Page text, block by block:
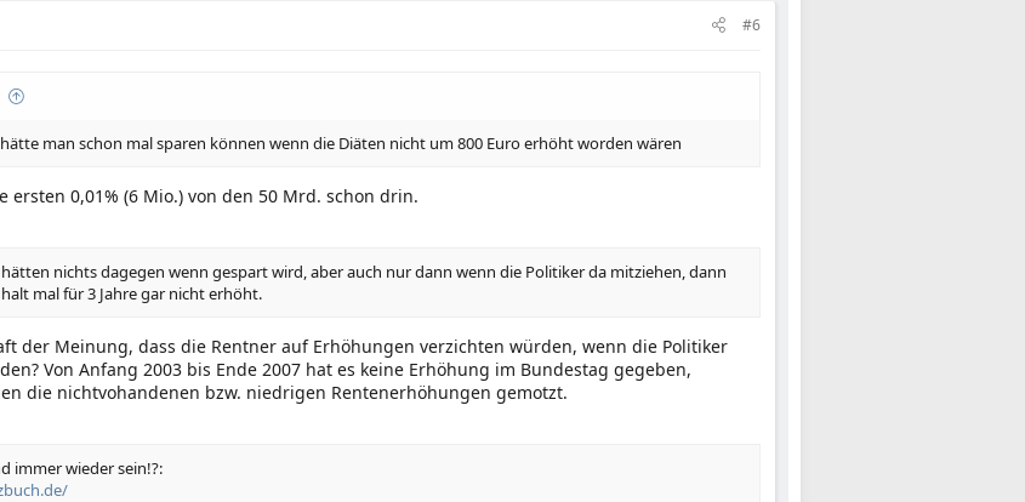
#6
man schon mal sparen können wenn die Diäten nicht um 800 Euro erhöht worden wären
ersten 0,01% (6 Mio.) von den 50 Mrd. schon drin.
nichts dagegen wenn gespart wird, aber auch nur dann wenn die Politiker da mitziehen, dann
mal für 3 Jahre gar nicht erhöht.
der Meinung, dass die Rentner auf Erhöhungen verzichten würden, wenn die Politiker
Von Anfang 2003 bis Ende 2007 hat es keine Erhöhung im Bundestag gegeben,
die nichtvohandenen bzw. niedrigen Rentenerhöhungen gemotzt.
immer wieder sein!?: